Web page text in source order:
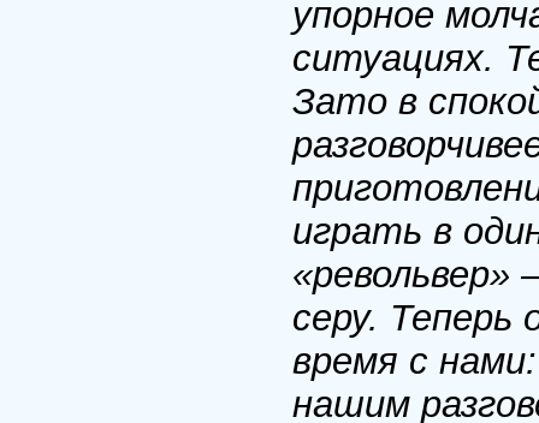
упорное
ситуациях.
Зато в
играть в
«револьвер»
серу. Теперь
время с
нашим